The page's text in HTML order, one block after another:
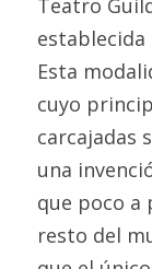
Teatro
Esta
cuyo
carcajadas
una
que poco a
resto del